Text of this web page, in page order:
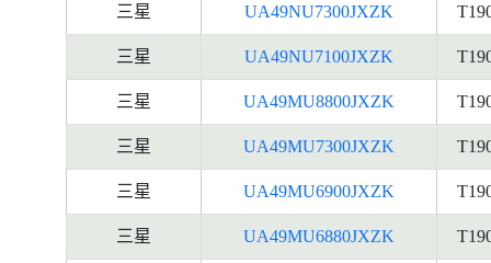
三星 UA49NU7300JXZK
三星 UA49NU7100JXZK
三星 UA49MU8800JXZK
三星 UA49MU7300JXZK
三星 UA49MU6900JXZK
三星 UA49MU6880JXZK